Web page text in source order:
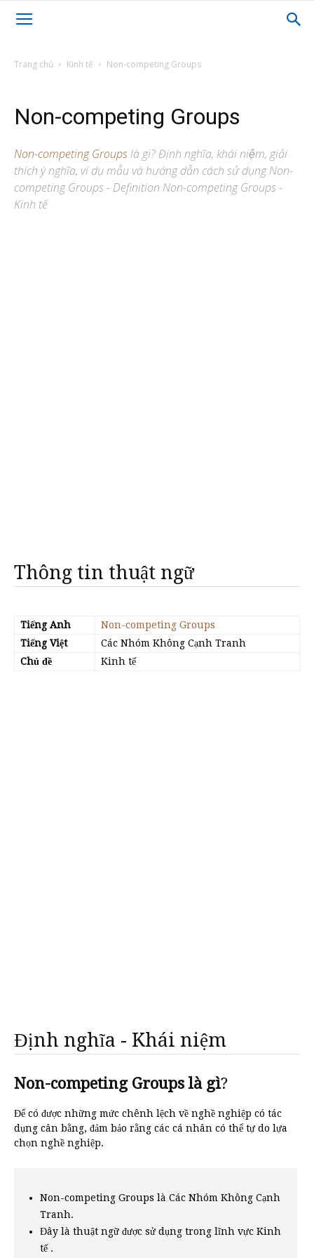
Trang chủ Kinh tế Non-competing Groups
Non-competing Groups
Non-competing Groupslà gì? Định nghĩa, khái niệm, giải
thích ý nghĩa, ví dụ mẫu và hướng dẫn cách sử dụng Non-
competing Groups - Definition Non-competing Groups -
Kinh tế
Thông tin thuật ngữ
Tiếng Anh
Non-competing Groups
Tiếng Việt
Các Nhóm Không Cạnh Tranh
Chủ đề
Kinh tế
Định nghĩa - Khái niệm
Non-competing Groups là gì?
Để có được những mức chênh lệch về nghề nghiệp có tác
dụng cân bằng, đảm bảo rằng các cá nhân có thể tự do lựa
chọn nghề nghiệp.
Non-competing Groups là Các Nhóm Không Cạnh
Tranh.
Đây là thuật ngữ được sử dụng trong lĩnh vực Kinh
tế .